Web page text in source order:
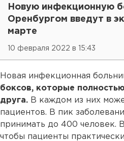
Новую инфекционную
Оренбургом введут в
марте
10 февраля 2022 в 15:43
Новая инфекционная
боксов, которые
друга. В каждом из них
пациентов. В пик
принимать до 400 человек.
чтобы пациенты